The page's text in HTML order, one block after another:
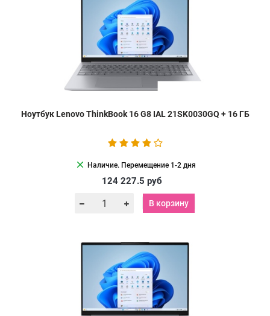
Ноутбук Lenovo ThinkBook 16 G8 IAL 21SK0030GQ + 16 ГБ
clear Наличие. Перемещение 1-2 дня
124 227.5 руб
В корзину